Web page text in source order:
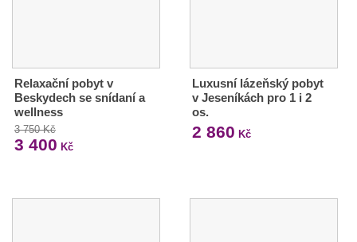
Relaxační pobyt v
Beskydech se snídaní a
wellness
3 750 Kč
3 400 Kč
Luxusní lázeňský pobyt
v Jeseníkách pro 1 i 2
os.
2 860 Kč